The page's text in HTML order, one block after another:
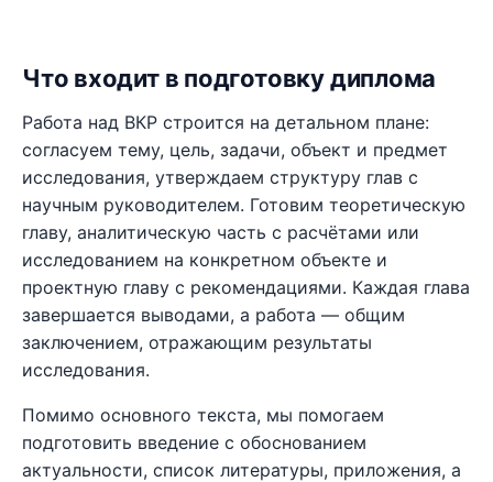
Что входит в подготовку диплома
Работа над ВКР строится на детальном плане:
согласуем тему, цель, задачи, объект и предмет
исследования, утверждаем структуру глав с
научным руководителем. Готовим теоретическую
главу, аналитическую часть с расчётами или
исследованием на конкретном объекте и
проектную главу с рекомендациями. Каждая глава
завершается выводами, а работа — общим
заключением, отражающим результаты
исследования.
Помимо основного текста, мы помогаем
подготовить введение с обоснованием
актуальности, список литературы, приложения, а